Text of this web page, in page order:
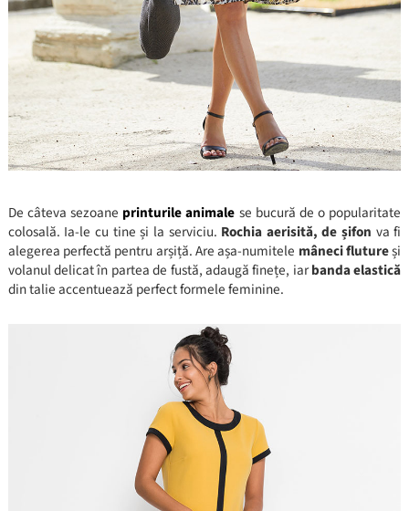
De câteva sezoane printurile animale se bucură de o popularitate
colosală. Ia-le cu tine și la serviciu. Rochia aerisită, de șifon va fi
alegerea perfectă pentru arșiță. Are așa-numitele mâneci flutureși
volanul delicat în partea de fustă, adaugă finețe, iarbanda elastică
din talie accentuează perfect formele feminine.